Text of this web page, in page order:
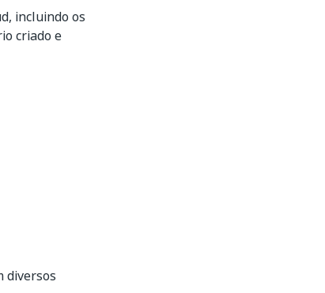
incluindo os
criado e
diversos